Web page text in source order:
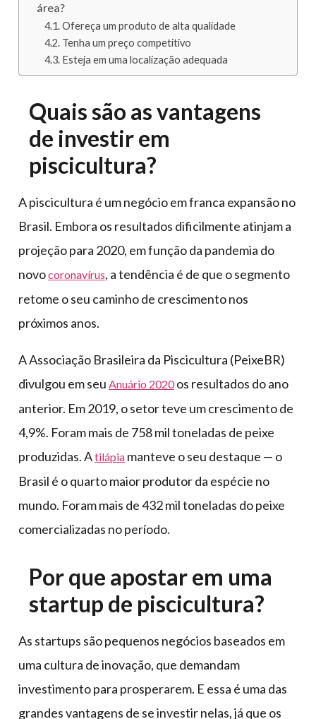
área?
Ofereça um produto de alta qualidade
Tenha um preço competitivo
Esteja em uma localização adequada
Quais são as vantagens
de investir em
piscicultura?
A piscicultura é um negócio em franca expansão no
Brasil. Embora os resultados dificilmente atinjam a
projeção para 2020, em função da pandemia do
novocoronavírus, a tendência é de que o segmento
retome o seu caminho de crescimento nos
próximos anos.
A Associação Brasileira da Piscicultura (PeixeBR)
divulgou em seu Anuário 2020os resultados do ano
anterior. Em 2019, o setor teve um crescimento de
4,9%. Foram mais de 758 mil toneladas de peixe
produzidas. Atilápia manteve o seu destaque — o
Brasil é o quarto maior produtor da espécie no
mundo. Foram mais de 432 mil toneladas do peixe
comercializadas no período.
Por que apostar em uma
startup de piscicultura?
As startups são pequenos negócios baseados em
uma cultura de inovação, que demandam
investimento para prosperarem. E essa é uma das
grandes vantagens de se investir nelas, já que os